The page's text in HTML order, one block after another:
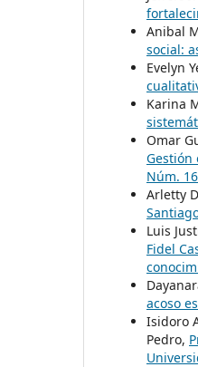
Anibal
social:
Evelyn
Karina
Omar
Gestión
Núm.
Arletty
Luis
Fidel
acoso
Isidoro
Pedro,